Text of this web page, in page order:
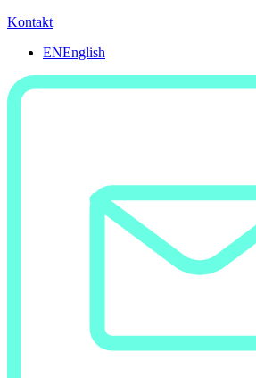
Kontakt
ENEnglish